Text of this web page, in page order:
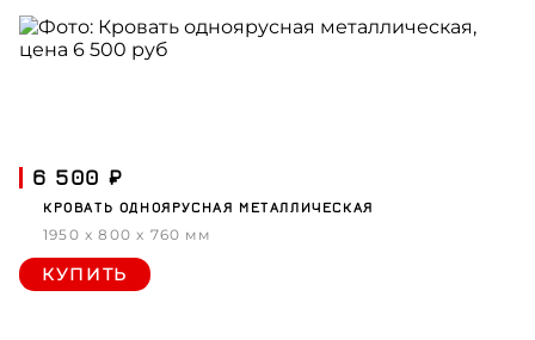
6 500 ₽
КРОВАТЬ ОДНОЯРУСНАЯ МЕТАЛЛИЧЕСКАЯ
1950 x 800 x 760 мм
КУПИТЬ